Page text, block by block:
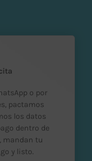
o por
pactamos
los datos
dentro de
mandan tu
y listo.